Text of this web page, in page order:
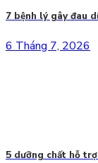
7 bệnh lý gây đau
6 Tháng 7, 2026
5 dưỡng chất hỗ